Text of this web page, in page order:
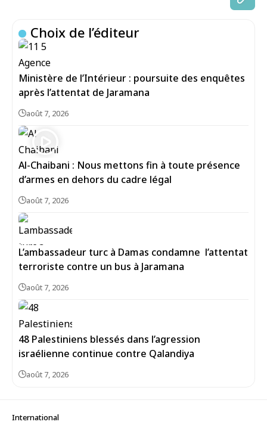
Choix de l’éditeur
Ministère de l’Intérieur : poursuite des enquêtes
après l’attentat de Jaramana
août 7, 2026
Al-Chaibani : Nous mettons fin à toute présence
d’armes en dehors du cadre légal
août 7, 2026
L’ambassadeur turc à Damas condamne l’attentat
terroriste contre un bus à Jaramana
août 7, 2026
48 Palestiniens blessés dans l’agression
israélienne continue contre Qalandiya
août 7, 2026
International